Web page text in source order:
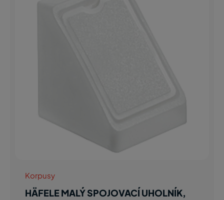
Korpusy
HÄFELE MALÝ SPOJOVACÍ UHOLNÍK,